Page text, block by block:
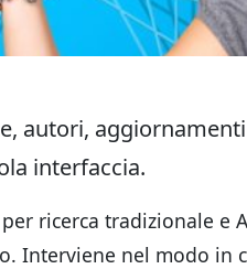
autori,
interfaccia.
ricerca tradizionale e
Interviene nel modo in